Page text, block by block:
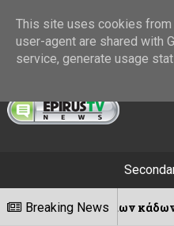
Breaking News
κάδων απορριμμάτων
This site uses cookies from
user-agent are shared with
service, generate usage